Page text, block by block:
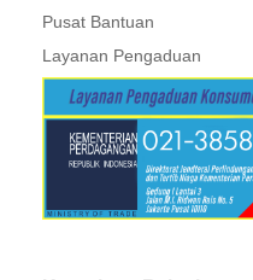
Pusat Bantuan
Layanan Pengaduan